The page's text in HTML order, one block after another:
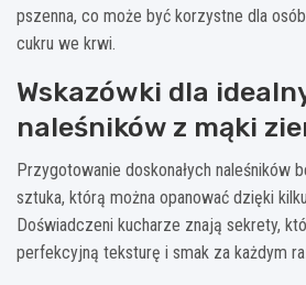
pszenna, co może być korzystne dla
cukru we krwi.
Wskazówki dla
naleśników z mąki
Przygotowanie doskonałych naleśników
sztuka, którą można opanować dzięki
Doświadczeni kucharze znają sekrety,
perfekcyjną teksturę i smak za każdym